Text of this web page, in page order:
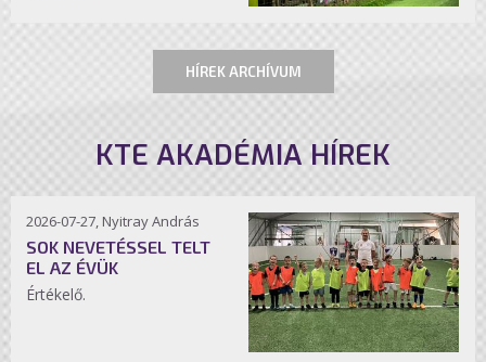
HÍREK ARCHÍVUM
KTE AKADÉMIA HÍREK
2026-07-27, Nyitray András
SOK NEVETÉSSEL TELT
EL AZ ÉVÜK
Értékelő.